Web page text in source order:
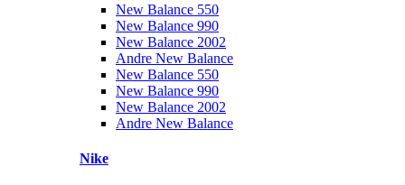
New Balance 550
New Balance 990
New Balance 2002
Andre New Balance
New Balance 550
New Balance 990
New Balance 2002
Andre New Balance
Nike